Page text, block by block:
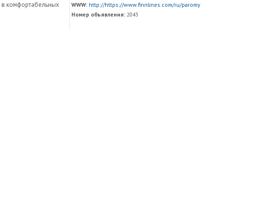
в комфортабельных
WWW: http://https://www.finnlines.com/ru/paromy
Номер объявления: 2043